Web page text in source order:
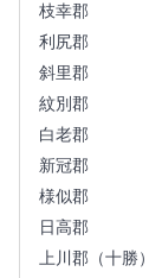
枝幸郡
利尻郡
斜里郡
紋別郡
白老郡
新冠郡
様似郡
日高郡
上川郡（十勝）